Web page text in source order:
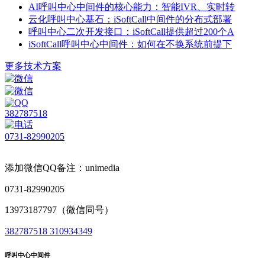
AI呼叫中心中间件的核心能力：智能IVR、实时转
云化呼叫中心基石：iSoftCall中间件的分布式部署
呼叫中心二次开发接口：iSoftCall提供超过200个A
iSoftCall呼叫中心中间件：如何在不换系统前提下
更多技术方案
382787518
0731-82990205
添加微信QQ备注：unimedia
0731-82990205
13973187797（微信同号）
382787518 310934349
呼叫中心中间件